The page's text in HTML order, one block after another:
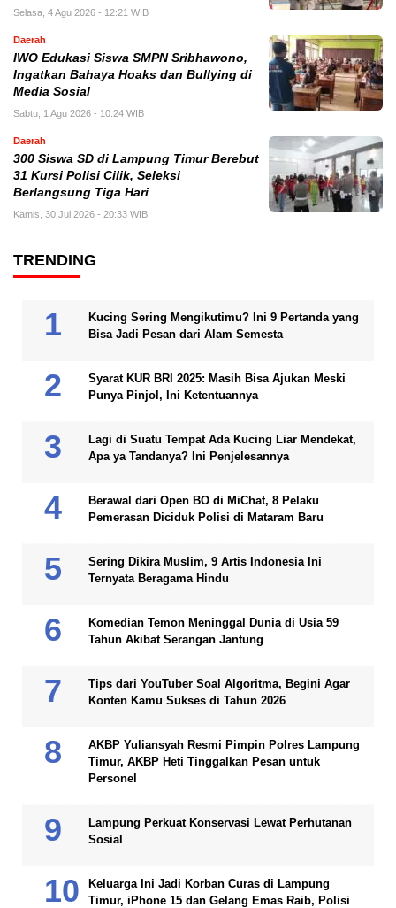
Selasa, 4 Agu 2026 - 12:21 WIB
Daerah
IWO Edukasi Siswa SMPN Sribhawono,
Ingatkan Bahaya Hoaks dan Bullying di
Media Sosial
Sabtu, 1 Agu 2026 - 10:24 WIB
Daerah
300 Siswa SD di Lampung Timur Berebut
31 Kursi Polisi Cilik, Seleksi
Berlangsung Tiga Hari
Kamis, 30 Jul 2026 - 20:33 WIB
TRENDING
Kucing Sering Mengikutimu? Ini 9 Pertanda yang
Bisa Jadi Pesan dari Alam Semesta
Syarat KUR BRI 2025: Masih Bisa Ajukan Meski
Punya Pinjol, Ini Ketentuannya
Lagi di Suatu Tempat Ada Kucing Liar Mendekat,
Apa ya Tandanya? Ini Penjelesannya
Berawal dari Open BO di MiChat, 8 Pelaku
Pemerasan Diciduk Polisi di Mataram Baru
Sering Dikira Muslim, 9 Artis Indonesia Ini
Ternyata Beragama Hindu
Komedian Temon Meninggal Dunia di Usia 59
Tahun Akibat Serangan Jantung
Tips dari YouTuber Soal Algoritma, Begini Agar
Konten Kamu Sukses di Tahun 2026
AKBP Yuliansyah Resmi Pimpin Polres Lampung
Timur, AKBP Heti Tinggalkan Pesan untuk
Personel
Lampung Perkuat Konservasi Lewat Perhutanan
Sosial
Keluarga Ini Jadi Korban Curas di Lampung
Timur, iPhone 15 dan Gelang Emas Raib, Polisi